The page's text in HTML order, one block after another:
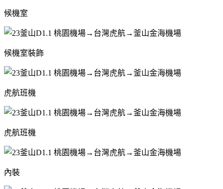
候機室
候機室裝飾
虎航班機
虎航班機
內裝